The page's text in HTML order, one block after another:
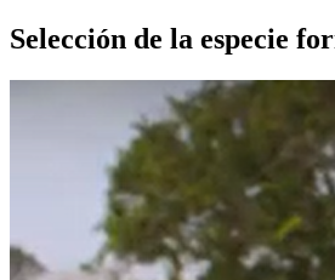
Selección de la especie